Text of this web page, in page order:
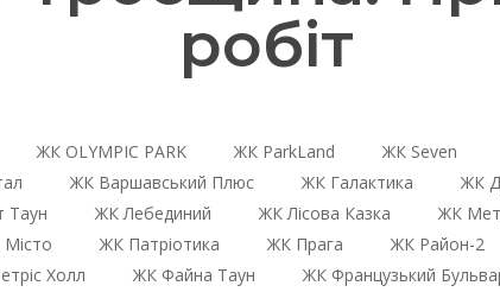
робіт
ЖК OLYMPIC PARK ЖК ParkLand ЖК Seven
ЖК Варшавський Плюс ЖК Галактика ЖК
Таун ЖК Лебединий ЖК Лісова Казка ЖК
ЖК Патріотика ЖК Прага ЖК Район-2
Холл ЖК Файна Таун ЖК Французький